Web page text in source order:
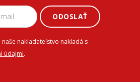
ODOSLAŤ
naše nakladateľstvo nakladá s
údajmi.